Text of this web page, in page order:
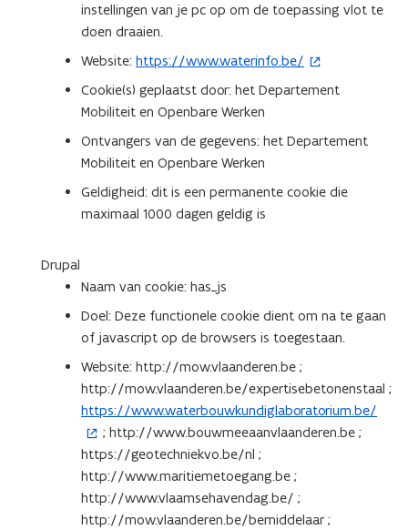
instellingen van je pc op om de toepassing vlot te
doen draaien.
Website: https://www.waterinfo.be/
(
o
p
n
t
i
n
e
w
v
e
n
s
t
e
r
)
Cookie(s) geplaatst door: het Departement
Mobiliteit en Openbare Werken
Ontvangers van de gegevens: het Departement
Mobiliteit en Openbare Werken
Geldigheid: dit is een permanente cookie die
maximaal 1000 dagen geldig is
Drupal
Naam van cookie: has_js
Doel: Deze functionele cookie dient om na te gaan
of javascript op de browsers is toegestaan.
Website: http://mow.vlaanderen.be ;
http://mow.vlaanderen.be/expertisebetonenstaal ;
https://www.waterbouwkundiglaboratorium.be/
(
o
p
e
n
t
; http://www.bouwmeeaanvlaanderen.be ;
https://geotechniekvo.be/nl ;
http://www.maritiemetoegang.be ;
http://www.vlaamsehavendag.be/ ;
http://mow.vlaanderen.be/bemiddelaar ;